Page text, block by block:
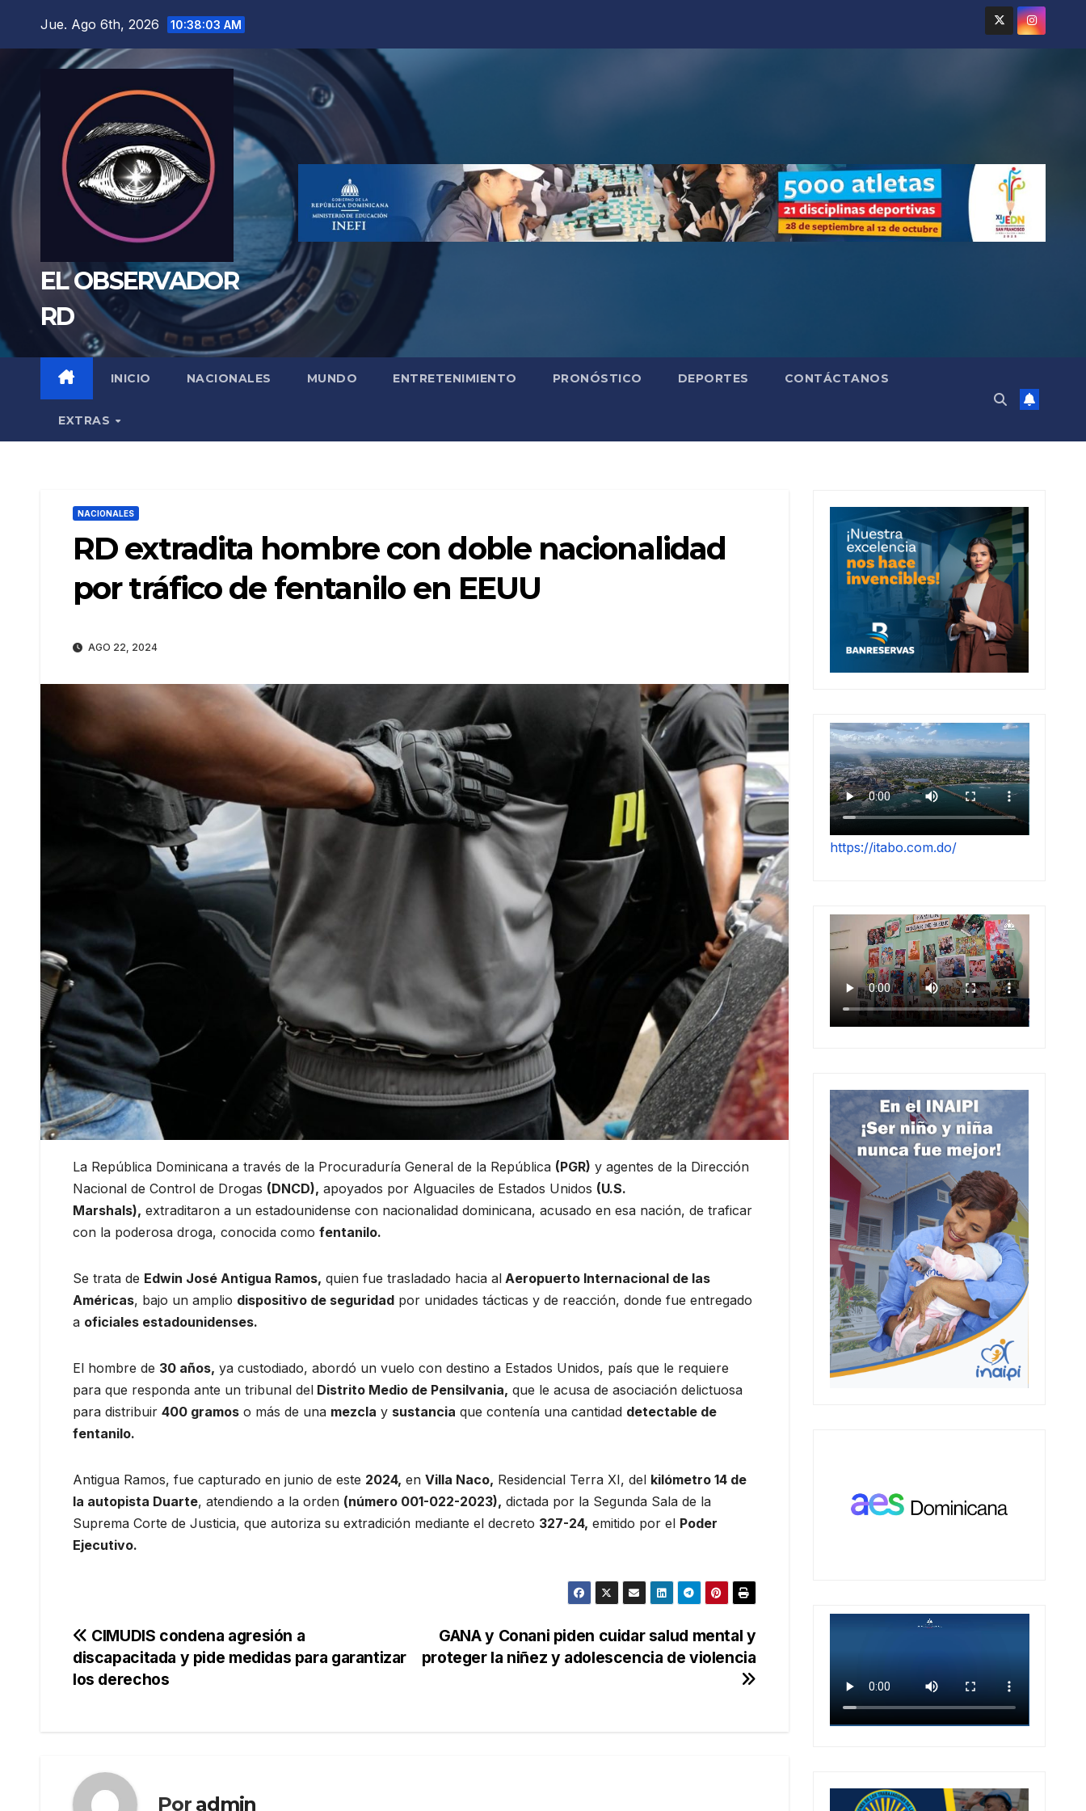
Jue. Ago 6th, 2026 10:38:05 AM
EL OBSERVADOR
RD
INICIO NACIONALES MUNDO ENTRETENIMIENTO PRONÓSTICO DEPORTES CONTÁCTANOS
EXTRAS
NACIONALES
RD extradita hombre con doble nacionalidad
por tráfico de fentanilo en EEUU
AGO 22, 2024
La República Dominicana a través de la Procuraduría General de la República (PGR) y agentes de la Dirección
Nacional de Control de Drogas (DNCD), apoyados por Alguaciles de Estados Unidos (U.S.
Marshals), extraditaron a un estadounidense con nacionalidad dominicana, acusado en esa nación, de traficar
con la poderosa droga, conocida como fentanilo.
Se trata de Edwin José Antigua Ramos, quien fue trasladado hacia al Aeropuerto Internacional de las
Américas, bajo un amplio dispositivo de seguridad por unidades tácticas y de reacción, donde fue entregado
a oficiales estadounidenses.
El hombre de 30 años, ya custodiado, abordó un vuelo con destino a Estados Unidos, país que le requiere
para que responda ante un tribunal del Distrito Medio de Pensilvania, que le acusa de asociación delictuosa
para distribuir 400 gramos o más de una mezcla y sustancia que contenía una cantidad detectable de
fentanilo.
Antigua Ramos, fue capturado en junio de este 2024, en Villa Naco, Residencial Terra XI, del kilómetro 14 de
la autopista Duarte, atendiendo a la orden (número 001-022-2023), dictada por la Segunda Sala de la
Suprema Corte de Justicia, que autoriza su extradición mediante el decreto 327-24, emitido por el Poder
Ejecutivo.
Navegación
de
GANA y Conani piden cuidar salud mental y
proteger la niñez y adolescencia de violencia
CIMUDIS condena agresión a
discapacitada y pide medidas para garantizar
los derechos
Por admin
https://itabo.com.do/